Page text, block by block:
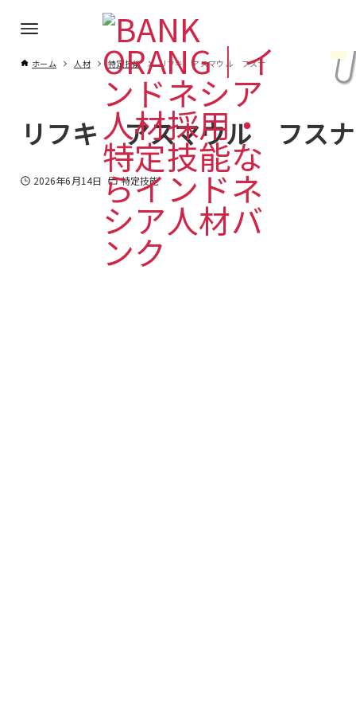
ホーム 人材 特定技能 リフキ アスマウル フスナ
リフキ アスマウル フスナ
2026年6月14日 特定技能